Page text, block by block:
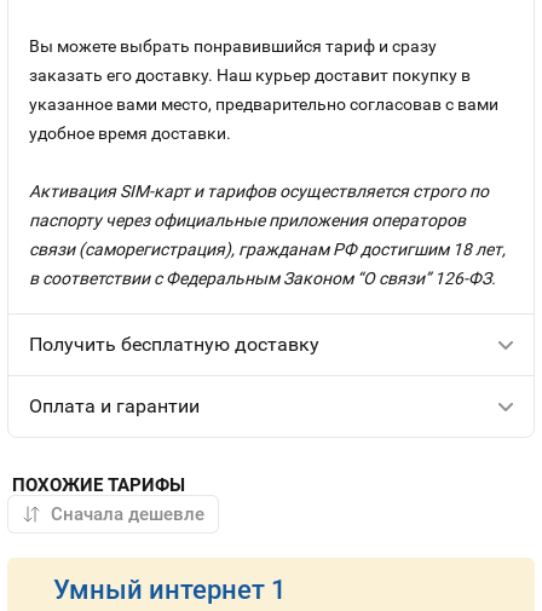
Вы можете выбрать понравившийся тариф и сразу
заказать его доставку. Наш курьер доставит покупку в
указанное вами место, предварительно согласовав с вами
удобное время доставки.
Активация SIM-карт и тарифов осуществляется строго по
паспорту через официальные приложения операторов
связи (саморегистрация), гражданам РФ достигшим 18 лет,
в соответствии с Федеральным Законом “О связи” 126-ФЗ.
Получить бесплатную доставку
Оплата и гарантии
ПОХОЖИЕ ТАРИФЫ
Умный интернет 1